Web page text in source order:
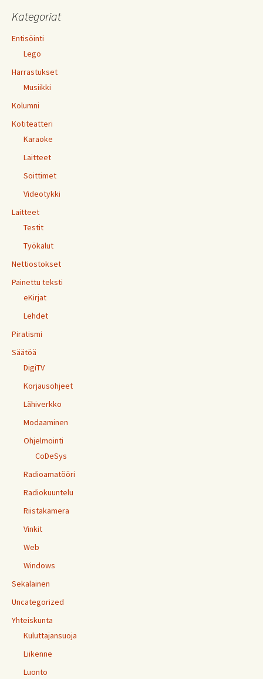
Kategoriat
Entisöinti
Lego
Harrastukset
Musiikki
Kolumni
Kotiteatteri
Karaoke
Laitteet
Soittimet
Videotykki
Laitteet
Testit
Työkalut
Nettiostokset
Painettu teksti
eKirjat
Lehdet
Piratismi
Säätöä
DigiTV
Korjausohjeet
Lähiverkko
Modaaminen
Ohjelmointi
CoDeSys
Radioamatööri
Radiokuuntelu
Riistakamera
Vinkit
Web
Windows
Sekalainen
Uncategorized
Yhteiskunta
Kuluttajansuoja
Liikenne
Luonto